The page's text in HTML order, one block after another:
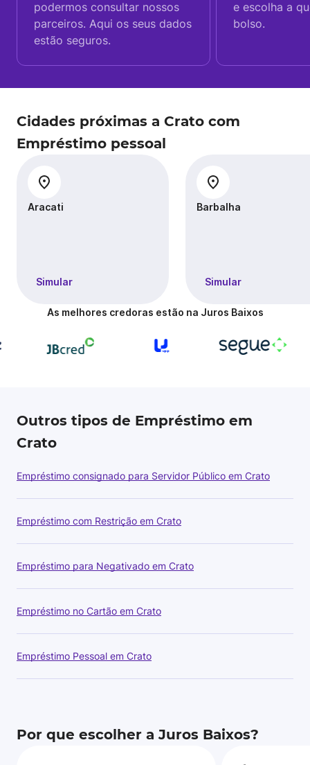
podermos consultar nossos
parceiros. Aqui os seus dados
estão seguros.
e escolha a
bolso.
Cidades próximas a Crato com
Empréstimo pessoal
Aracati
Simular
Barbalha
Simular
As melhores credoras estão na Juros Baixos
Outros tipos de Empréstimo em
Crato
Empréstimo consignado para Servidor Público em Crato
Empréstimo com Restrição em Crato
Empréstimo para Negativado em Crato
Empréstimo no Cartão em Crato
Empréstimo Pessoal em Crato
Por que escolher a Juros Baixos?